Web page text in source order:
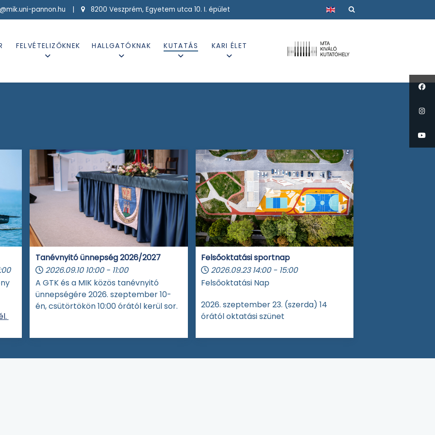
pannon.hu | 8200 Veszprém, Egyetem utca 10. I. épület Válasszon nyelvet
FELVÉTELIZŐKNEK HALLGATÓKNAK KUTATÁS KARI ÉLET
Tanévnyitó ünnepség 2026/2027
2026.09.10 10:00 - 11:00
A GTK és a MIK közös tanévnyitó
ünnepségére 2026. szeptember 10-
én, csütörtökön 10:00 órától kerül sor.
Felsőoktatási sportnap
2026.09.23 14:00 - 15:00
Felsőoktatási Nap
2026. szeptember 23. (szerda) 14
órától oktatási szünet